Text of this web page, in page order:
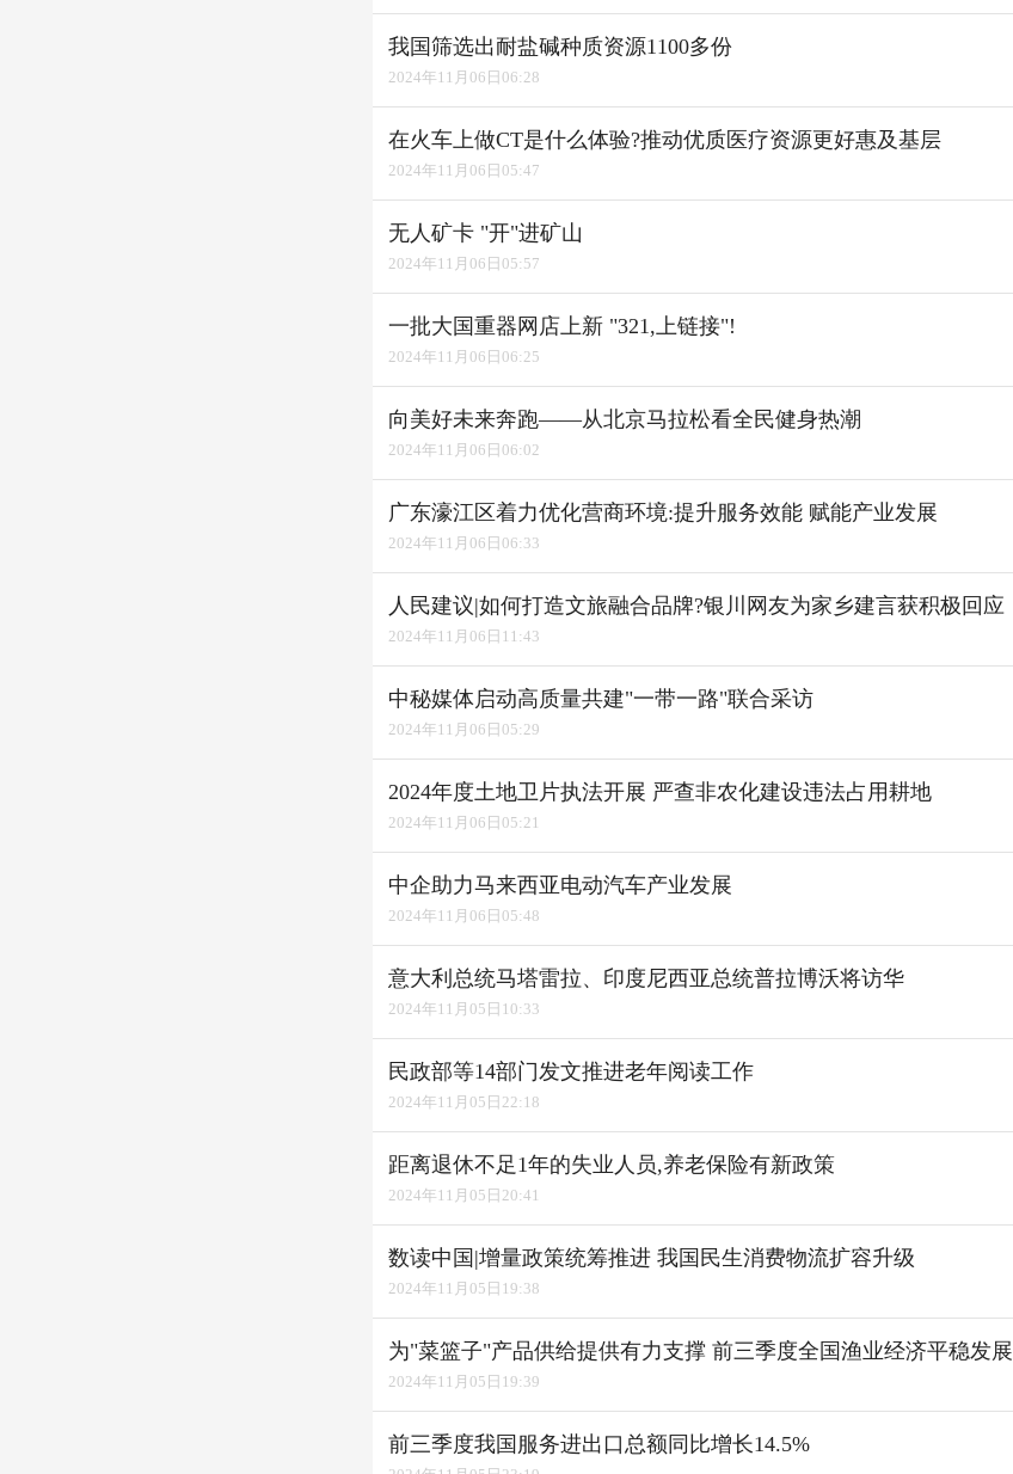
我国筛选出耐盐碱种质资源1100多份
2024年11月06日06:28
在火车上做CT是什么体验?推动优质医疗资源更好惠及基层
2024年11月06日05:47
无人矿卡 "开"进矿山
2024年11月06日05:57
一批大国重器网店上新 "321,上链接"!
2024年11月06日06:25
向美好未来奔跑――从北京马拉松看全民健身热潮
2024年11月06日06:02
广东濠江区着力优化营商环境:提升服务效能 赋能产业发展
2024年11月06日06:33
人民建议|如何打造文旅融合品牌?银川网友为家乡建言获积极回应
2024年11月06日11:43
中秘媒体启动高质量共建"一带一路"联合采访
2024年11月06日05:29
2024年度土地卫片执法开展 严查非农化建设违法占用耕地
2024年11月06日05:21
中企助力马来西亚电动汽车产业发展
2024年11月06日05:48
意大利总统马塔雷拉、印度尼西亚总统普拉博沃将访华
2024年11月05日10:33
民政部等14部门发文推进老年阅读工作
2024年11月05日22:18
距离退休不足1年的失业人员,养老保险有新政策
2024年11月05日20:41
数读中国|增量政策统筹推进 我国民生消费物流扩容升级
2024年11月05日19:38
为"菜篮子"产品供给提供有力支撑 前三季度全国渔业经济平稳发展
2024年11月05日19:39
前三季度我国服务进出口总额同比增长14.5%